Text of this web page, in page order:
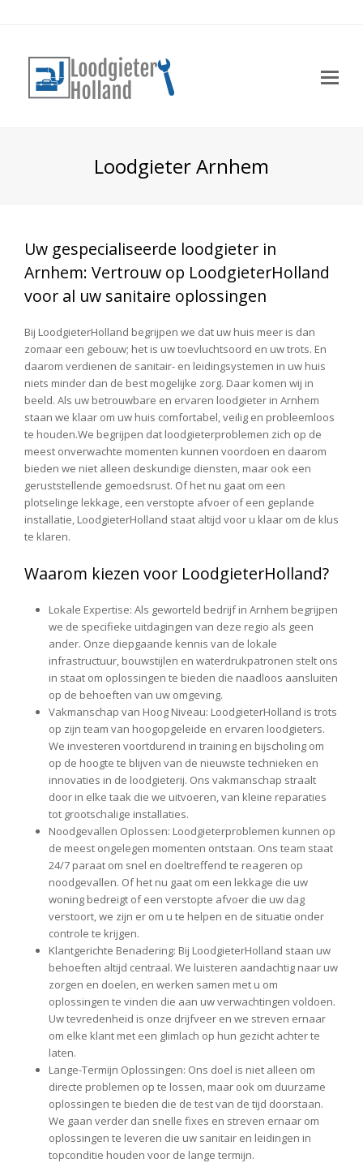
Loodgieter Arnhem
Uw gespecialiseerde loodgieter in
Arnhem: Vertrouw op LoodgieterHolland
voor al uw sanitaire oplossingen
Bij LoodgieterHolland begrijpen we dat uw huis meer is dan
zomaar een gebouw; het is uw toevluchtsoord en uw trots. En
daarom verdienen de sanitair- en leidingsystemen in uw huis
niets minder dan de best mogelijke zorg. Daar komen wij in
beeld. Als uw betrouwbare en ervaren loodgieter in Arnhem
staan we klaar om uw huis comfortabel, veilig en probleemloos
te houden.We begrijpen dat loodgieterproblemen zich op de
meest onverwachte momenten kunnen voordoen en daarom
bieden we niet alleen deskundige diensten, maar ook een
geruststellende gemoedsrust. Of het nu gaat om een
plotselinge lekkage, een verstopte afvoer of een geplande
installatie, LoodgieterHolland staat altijd voor u klaar om de klus
te klaren.
Waarom kiezen voor LoodgieterHolland?
Lokale Expertise: Als geworteld bedrijf in Arnhem begrijpen
we de specifieke uitdagingen van deze regio als geen
ander. Onze diepgaande kennis van de lokale
infrastructuur, bouwstijlen en waterdrukpatronen stelt ons
in staat om oplossingen te bieden die naadloos aansluiten
op de behoeften van uw omgeving.
Vakmanschap van Hoog Niveau: LoodgieterHolland is trots
op zijn team van hoogopgeleide en ervaren loodgieters.
We investeren voortdurend in training en bijscholing om
op de hoogte te blijven van de nieuwste technieken en
innovaties in de loodgieterij. Ons vakmanschap straalt
door in elke taak die we uitvoeren, van kleine reparaties
tot grootschalige installaties.
Noodgevallen Oplossen: Loodgieterproblemen kunnen op
de meest ongelegen momenten ontstaan. Ons team staat
24/7 paraat om snel en doeltreffend te reageren op
noodgevallen. Of het nu gaat om een lekkage die uw
woning bedreigt of een verstopte afvoer die uw dag
verstoort, we zijn er om u te helpen en de situatie onder
controle te krijgen.
Klantgerichte Benadering: Bij LoodgieterHolland staan uw
behoeften altijd centraal. We luisteren aandachtig naar uw
zorgen en doelen, en werken samen met u om
oplossingen te vinden die aan uw verwachtingen voldoen.
Uw tevredenheid is onze drijfveer en we streven ernaar
om elke klant met een glimlach op hun gezicht achter te
laten.
Lange-Termijn Oplossingen: Ons doel is niet alleen om
directe problemen op te lossen, maar ook om duurzame
oplossingen te bieden die de test van de tijd doorstaan.
We gaan verder dan snelle fixes en streven ernaar om
oplossingen te leveren die uw sanitair en leidingen in
topconditie houden voor de lange termijn.